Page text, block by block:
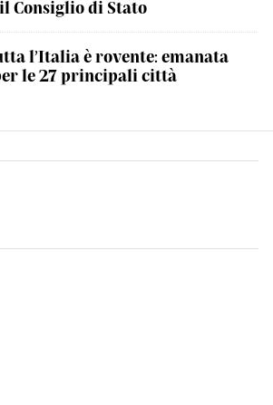
Consiglio di Stato
l’Italia è rovente: emanata
le 27 principali città